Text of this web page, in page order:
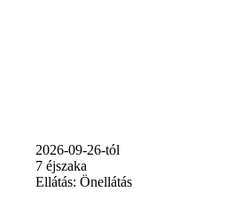
2026-09-26-tól
7 éjszaka
Ellátás: Önellátás